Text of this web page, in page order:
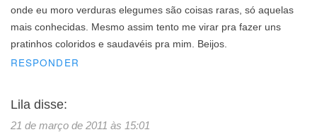
onde eu moro verduras elegumes são coisas raras, só aquelas
mais conhecidas. Mesmo assim tento me virar pra fazer uns
pratinhos coloridos e saudavéis pra mim. Beijos.
RESPONDER
Lila disse:
21 de março de 2011 às 15:01